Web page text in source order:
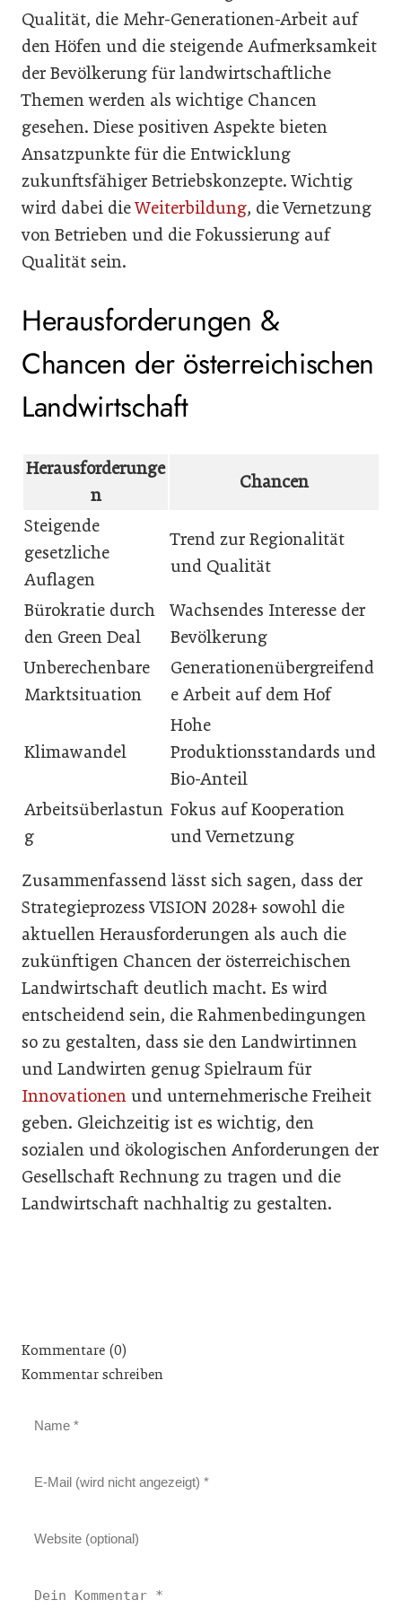
Qualität, die Mehr-Generationen-Arbeit auf
den Höfen und die steigende Aufmerksamkeit
der Bevölkerung für landwirtschaftliche
Themen werden als wichtige Chancen
gesehen. Diese positiven Aspekte bieten
Ansatzpunkte für die Entwicklung
zukunftsfähiger Betriebskonzepte. Wichtig
wird dabei dieWeiterbildung, die Vernetzung
von Betrieben und die Fokussierung auf
Qualität sein.
Herausforderungen &
Chancen der österreichischen
Landwirtschaft
Herausforderunge
n
Chancen
Steigende
gesetzliche
Auflagen
Trend zur Regionalität
und Qualität
Bürokratie durch
den Green Deal
Wachsendes Interesse der
Bevölkerung
Unberechenbare
Marktsituation
Generationenübergreifend
e Arbeit auf dem Hof
Klimawandel
Hohe
Produktionsstandards und
Bio-Anteil
Arbeitsüberlastun
g
Fokus auf Kooperation
und Vernetzung
Zusammenfassend lässt sich sagen, dass der
Strategieprozess VISION 2028+ sowohl die
aktuellen Herausforderungen als auch die
zukünftigen Chancen der österreichischen
Landwirtschaft deutlich macht. Es wird
entscheidend sein, die Rahmenbedingungen
so zu gestalten, dass sie den Landwirtinnen
und Landwirten genug Spielraum für
Innovationen und unternehmerische Freiheit
geben. Gleichzeitig ist es wichtig, den
sozialen und ökologischen Anforderungen der
Gesellschaft Rechnung zu tragen und die
Landwirtschaft nachhaltig zu gestalten.
Kommentare (0)
Kommentar schreiben